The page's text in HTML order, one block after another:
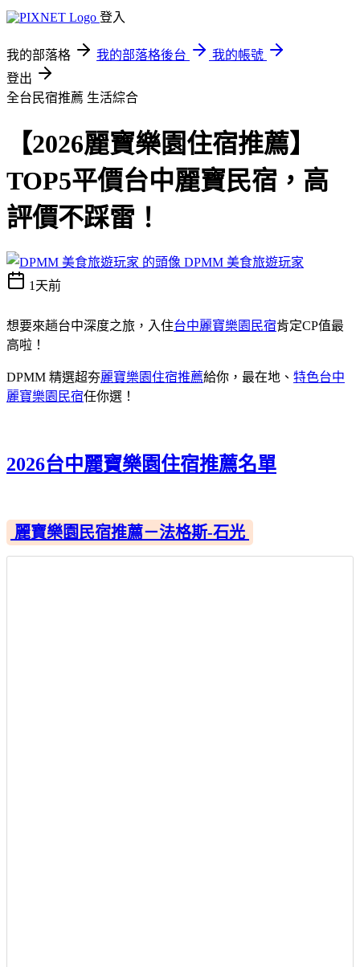
登入
我的部落格 我的部落格後台
我的帳號
登出
全台民宿推薦 生活綜合
【2026麗寶樂園住宿推薦】
TOP5平價台中麗寶民宿，高
評價不踩雷！
DPMM 美食旅遊玩家
1天前
想要來趟台中深度之旅，入住台中麗寶樂園民宿肯定CP值最
高啦！
DPMM 精選超夯麗寶樂園住宿推薦給你，最在地、 特色台中
麗寶樂園民宿任你選！
2026台中麗寶樂園住宿推薦名單
麗寶樂園民宿推薦－法格斯-石光